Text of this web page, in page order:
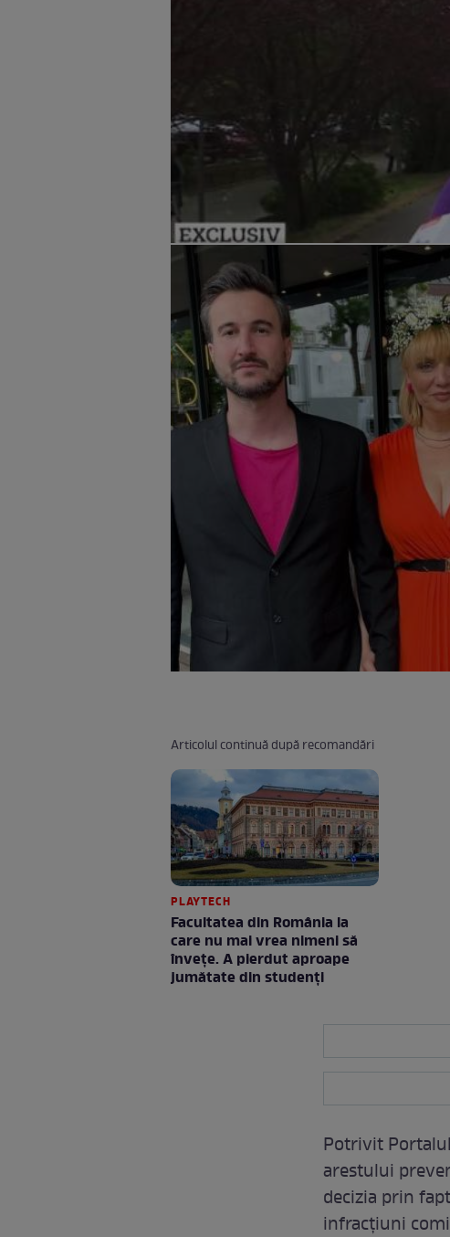
Articolul continuă după recomandări
PLAYTECH
Facultatea din România la
care nu mai vrea nimeni să
înveţe. A pierdut aproape
jumătate din studenţi
Potrivit
arestului
decizia prin
infracțiuni